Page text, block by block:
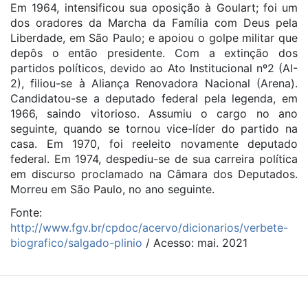
Em 1964, intensificou sua oposição à Goulart; foi um
dos oradores da Marcha da Família com Deus pela
Liberdade, em São Paulo; e apoiou o golpe militar que
depôs o então presidente. Com a extinção dos
partidos políticos, devido ao Ato Institucional nº2 (AI-
2), filiou-se à Aliança Renovadora Nacional (Arena).
Candidatou-se a deputado federal pela legenda, em
1966, saindo vitorioso. Assumiu o cargo no ano
seguinte, quando se tornou vice-líder do partido na
casa. Em 1970, foi reeleito novamente deputado
federal. Em 1974, despediu-se de sua carreira política
em discurso proclamado na Câmara dos Deputados.
Morreu em São Paulo, no ano seguinte.
Fonte:
http://www.fgv.br/cpdoc/acervo/dicionarios/verbete-
biografico/salgado-plinio / Acesso: mai. 2021